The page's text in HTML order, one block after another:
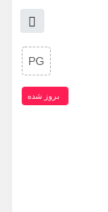
PG
بروز‌ شده